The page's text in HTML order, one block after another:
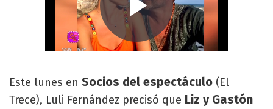
Este lunes en Socios del espectáculo (El
Trece), Luli Fernández precisó que Liz y Gastón